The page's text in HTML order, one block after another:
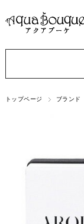
トップページ ブランド